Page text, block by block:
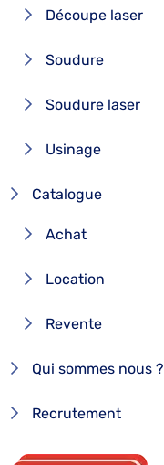
Découpe laser
Soudure
Soudure laser
Usinage
Catalogue
Achat
Location
Revente
Qui sommes nous ?
Recrutement